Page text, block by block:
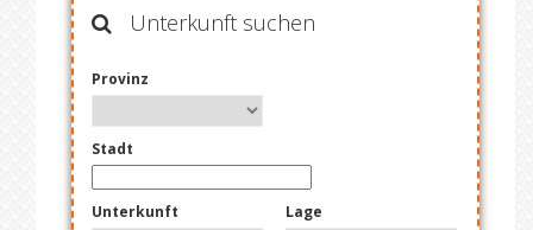
Unterkunft suchen
Provinz
Stadt
Unterkunft Lage